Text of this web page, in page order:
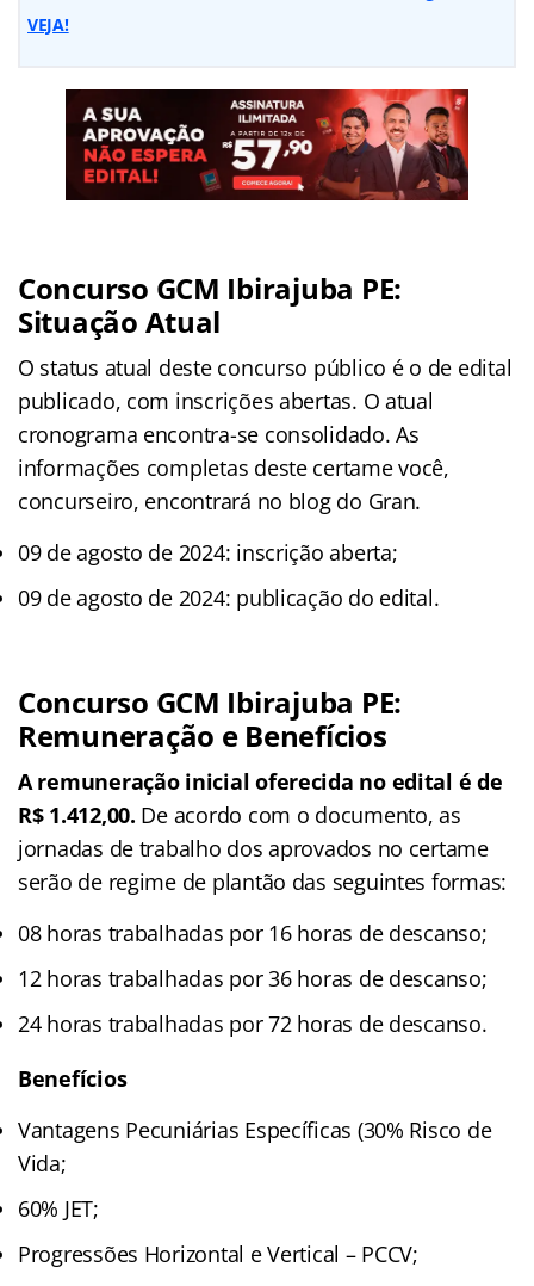
VEJA!
Concurso GCM Ibirajuba PE:
Situação Atual
O status atual deste concurso público é o de edital
publicado, com inscrições abertas. O atual
cronograma encontra-se consolidado. As
informações completas deste certame você,
concurseiro, encontrará no blog do Gran.
09 de agosto de 2024: inscrição aberta;
09 de agosto de 2024: publicação do edital.
Concurso GCM Ibirajuba PE:
Remuneração e Benefícios
A remuneração inicial oferecida no edital é de
R$ 1.412,00. De acordo com o documento, as
jornadas de trabalho dos aprovados no certame
serão de regime de plantão das seguintes formas:
08 horas trabalhadas por 16 horas de descanso;
12 horas trabalhadas por 36 horas de descanso;
24 horas trabalhadas por 72 horas de descanso.
Benefícios
Vantagens Pecuniárias Específicas (30% Risco de
Vida;
60% JET;
Progressões Horizontal e Vertical – PCCV;